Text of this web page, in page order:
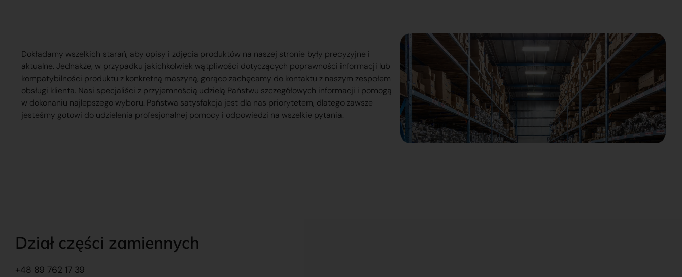
Dokładamy wszelkich starań, aby opisy i zdjęcia produktów na naszej stronie były precyzyjne i
aktualne. Jednakże, w przypadku jakichkolwiek wątpliwości dotyczących poprawności informacji lub
kompatybilności produktu z konkretną maszyną, gorąco zachęcamy do kontaktu z naszym zespołem
obsługi klienta. Nasi specjaliści z przyjemnością udzielą Państwu szczegółowych informacji i pomogą
w dokonaniu najlepszego wyboru. Państwa satysfakcja jest dla nas priorytetem, dlatego zawsze
jesteśmy gotowi do udzielenia profesjonalnej pomocy i odpowiedzi na wszelkie pytania.
Dział części zamiennych
+48 89 762 17 39